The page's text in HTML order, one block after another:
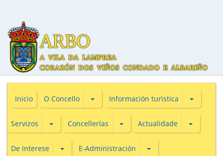
Inicio O Concello Subsecciones de O Concello
Información turìstica
Servizos Subsecciones de Servizos
Concellerías Subsecciones de Concellerías
Actualidade
De Interese Subsecciones de De Interese
E-Administración Subsecciones de E-